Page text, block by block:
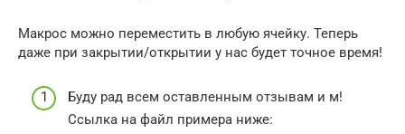
Макрос можно переместить в любую ячейку. Теперь
даже при закрытии/открытии у нас будет точное время!
Буду рад всем оставленным отзывам и м!
Ссылка на файл примера ниже: